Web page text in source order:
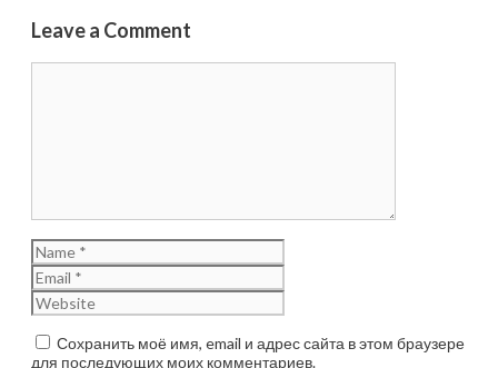
Leave a Comment
Сохранить моё имя, email и адрес сайта в этом браузере
для последующих моих комментариев.